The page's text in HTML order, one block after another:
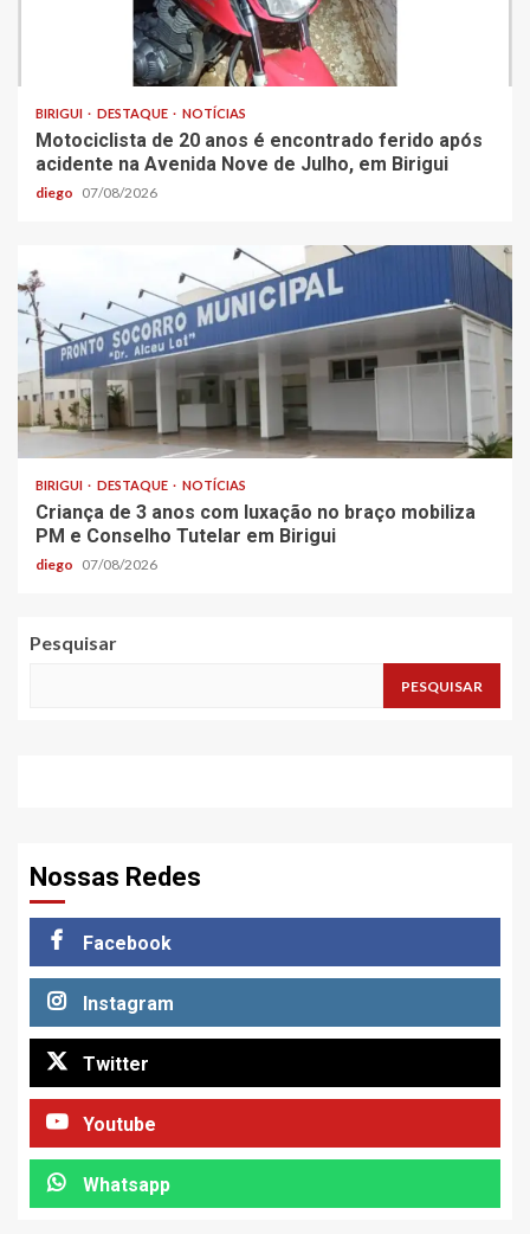
BIRIGUI DESTAQUE NOTÍCIAS
Motociclista de 20 anos é encontrado ferido após
acidente na Avenida Nove de Julho, em Birigui
diego 07/08/2026
BIRIGUI DESTAQUE NOTÍCIAS
Criança de 3 anos com luxação no braço mobiliza
PM e Conselho Tutelar em Birigui
diego 07/08/2026
Pesquisar
PESQUISAR
Nossas Redes
Facebook
Instagram
Twitter
Youtube
Whatsapp